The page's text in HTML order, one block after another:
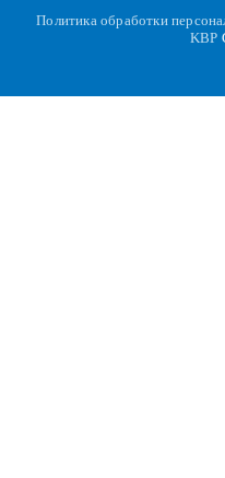
Политика обработки
KBP